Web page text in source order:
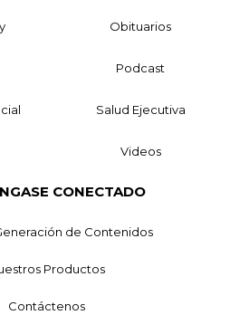
Obituarios
Podcast
Salud Ejecutiva
Videos
CONECTADO
de Contenidos
Productos
Contáctenos